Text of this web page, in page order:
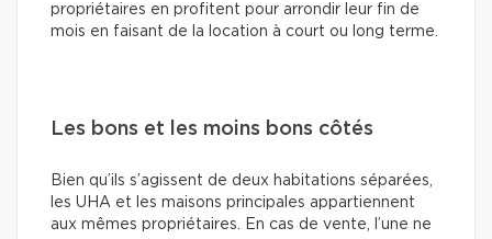
propriétaires en profitent pour arrondir leur fin de
mois en faisant de la location à court ou long terme.
Les bons et les moins bons côtés
Bien qu’ils s’agissent de deux habitations séparées,
les UHA et les maisons principales appartiennent
aux mêmes propriétaires. En cas de vente, l’une ne